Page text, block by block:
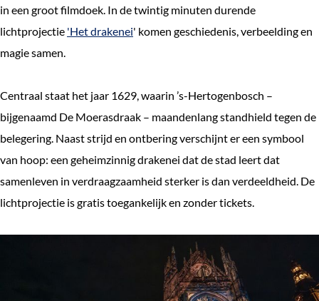
in een groot filmdoek. In de twintig minuten durende
lichtprojectie 'Het drakenei' komen geschiedenis, verbeelding en
magie samen.
Centraal staat het jaar 1629, waarin ’s-Hertogenbosch –
bijgenaamd De Moerasdraak – maandenlang standhield tegen de
belegering. Naast strijd en ontbering verschijnt er een symbool
van hoop: een geheimzinnig drakenei dat de stad leert dat
samenleven in verdraagzaamheid sterker is dan verdeeldheid. De
lichtprojectie is gratis toegankelijk en zonder tickets.